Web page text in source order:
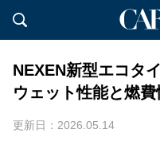
NEXEN新型エコタ
ウェット性能と燃
更新日：2026.05.14